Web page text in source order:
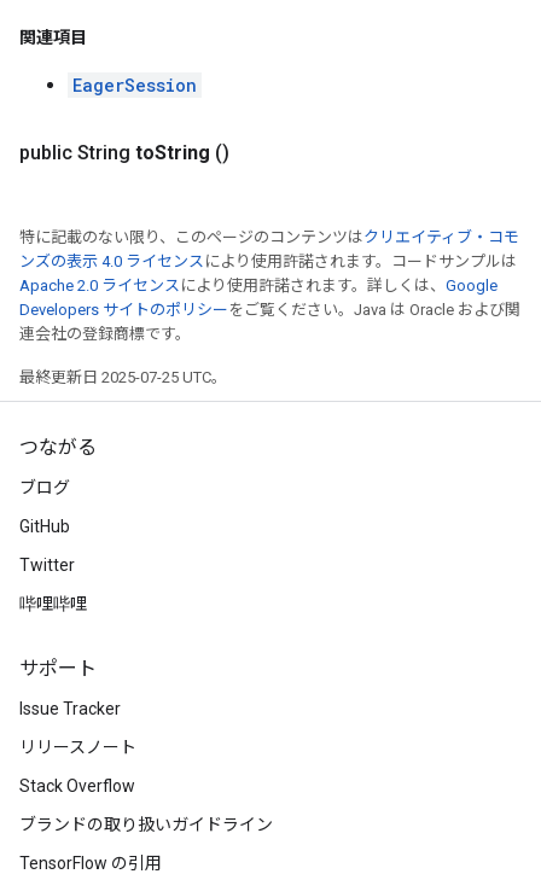
関連項目
EagerSession
public String toString ()
特に記載のない限り、このページのコンテンツはクリエイティブ・コモ
ンズの表示 4.0 ライセンス により使用許諾されます。コードサンプルは
Apache 2.0 ライセンス により使用許諾されます。詳しくは、 Google
Developers サイトのポリシー をご覧ください。Java は Oracle および関
連会社の登録商標です。
最終更新日 2025-07-25 UTC。
つながる
ブログ
GitHub
Twitter
哔哩哔哩
サポート
Issue Tracker
リリースノート
Stack Overflow
ブランドの取り扱いガイドライン
TensorFlow の引用